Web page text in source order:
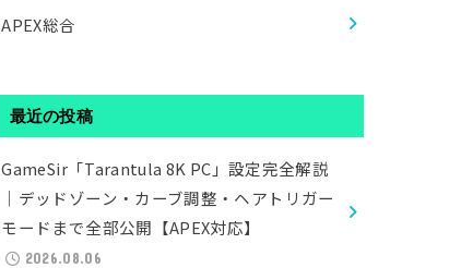
APEX総合
最近の投稿
GameSir「Tarantula 8K PC」設定完全解説
｜デッドゾーン・カーブ調整・ヘアトリガー
モードまで全部公開【APEX対応】
2026.08.06